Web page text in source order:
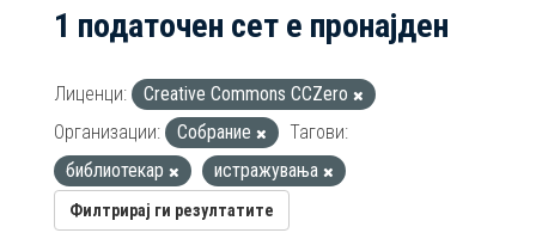
1 податочен сет е пронајден
Лиценци:
Creative Commons CCZero
Организации:
Собрание
Тагови:
библиотекар
истражувања
Филтрирај ги резултатите